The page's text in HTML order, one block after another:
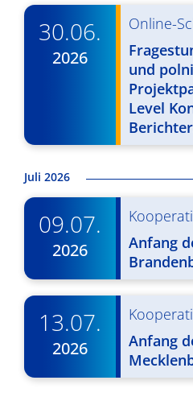
30.06.
2026
Online-
und
Level
Juli 2026
09.07.
2026
Anfang
13.07.
2026
Anfang